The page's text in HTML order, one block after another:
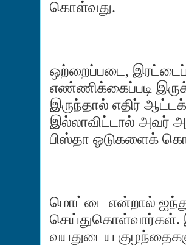
கொள்வது.
ஒற்றைப்படை,
எண்ணிக்கைப்படி
இருந்தால் எதிர்
இல்லாவிட்டால் அவர்
பிஸ்தா ஓடுகளைக்
மொட்டை என்றால்
செய்துகொள்வார்கள்.
வயதுடைய